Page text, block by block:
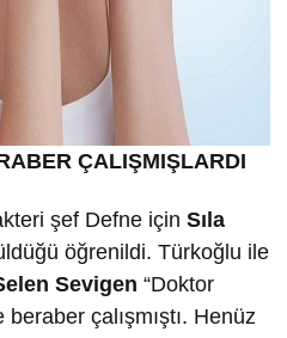
ÇALIŞMIŞLARDI
şef Defne için Sıla
öğrenildi. Türkoğlu ile
Sevigen “Doktor
çalışmıştı. Henüz